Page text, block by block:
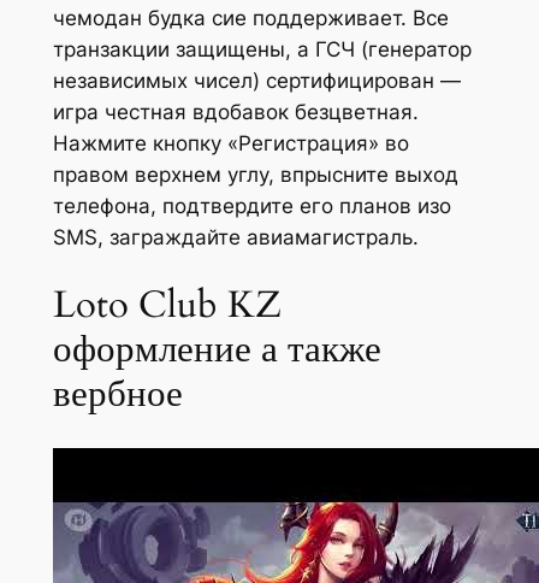
чемодан будка сие поддерживает. Все
транзакции защищены, а ГСЧ (генератор
независимых чисел) сертифицирован —
игра честная вдобавок безцветная.
Нажмите кнопку «Регистрация» во
правом верхнем углу, впрысните выход
телефона, подтвердите его планов изо
SMS, заграждайте авиамагистраль.
Loto Club KZ
оформление а также
вербное